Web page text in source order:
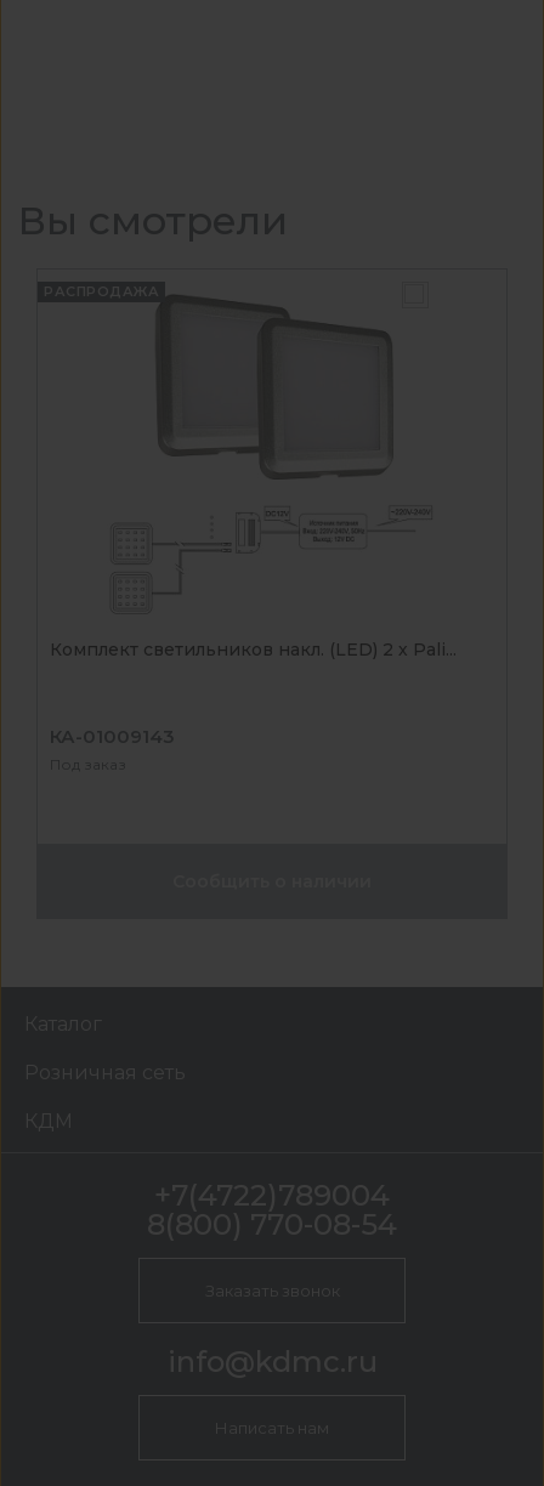
Вы смотрели
РАСПРОДАЖА
Комплект светильников накл. (LED) 2 х Pali...
КА-01009143
Под заказ
Каталог
Розничная сеть
КДМ
+7(4722)789004
8(800) 770-08-54
Заказать звонок
info@kdmc.ru
Написать нам